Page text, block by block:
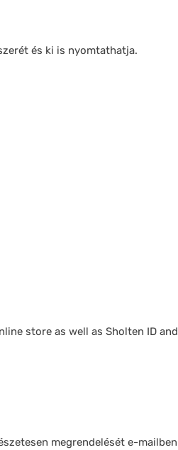
és ki is nyomtathatja.
store as well as Sholten ID and
megrendelését e-mailben